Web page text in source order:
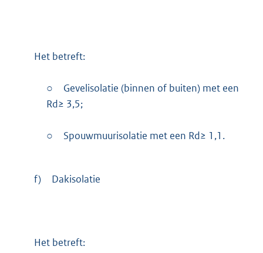
Het betreft:
○
Gevelisolatie (binnen of buiten) met een
Rd≥ 3,5;
○ Spouwmuurisolatie met een Rd≥ 1,1.
f) Dakisolatie
Het betreft: